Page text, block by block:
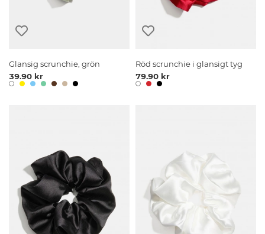
Glansig scrunchie, grön
39.90 kr
Röd scrunchie i glansigt tyg
79.90 kr